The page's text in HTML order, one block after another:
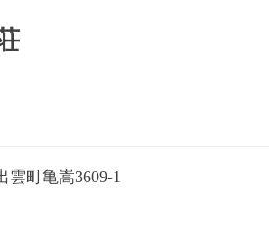
雲町亀嵩3609-1